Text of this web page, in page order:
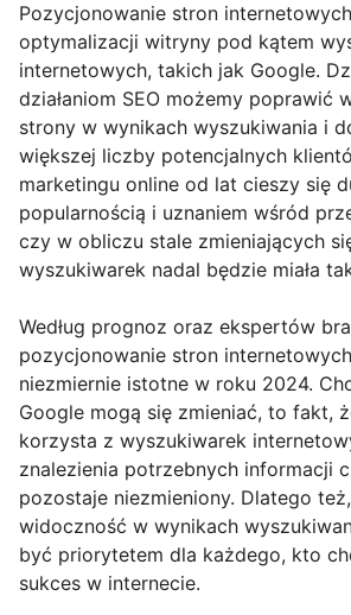
Pozycjonowanie stron
optymalizacji witryny pod kątem
internetowych, takich jak Google.
działaniom SEO możemy poprawić
strony w wynikach wyszukiwania i
większej liczby potencjalnych
marketingu online od lat cieszy się
popularnością i uznaniem wśród
czy w obliczu stale zmieniających
wyszukiwarek nadal będzie miała
Według prognoz oraz ekspertów
pozycjonowanie stron
niezmiernie istotne w roku 2024.
Google mogą się zmieniać, to fakt,
korzysta z wyszukiwarek
znalezienia potrzebnych informacji
pozostaje niezmieniony. Dlatego
widoczność w wynikach
być priorytetem dla każdego, kto
sukces w internecie.